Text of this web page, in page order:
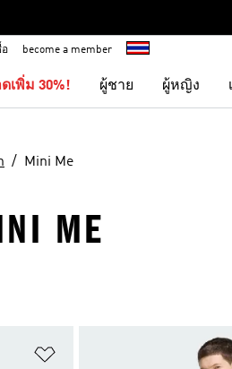
become a member
เพิ่ม 30%! ผู้ชาย ผู้หญิง
Mini Me
ME
เพิ่มไปยังรายการสินค้าโปรด